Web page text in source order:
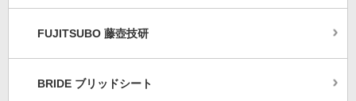
FUJITSUBO 藤壺技研
BRIDE ブリッドシート